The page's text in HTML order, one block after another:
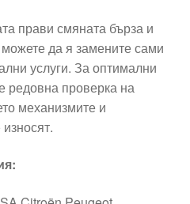
прави смяната бърза и
да я замените сами
услуги. За оптимални
редовна проверка на
механизмите и